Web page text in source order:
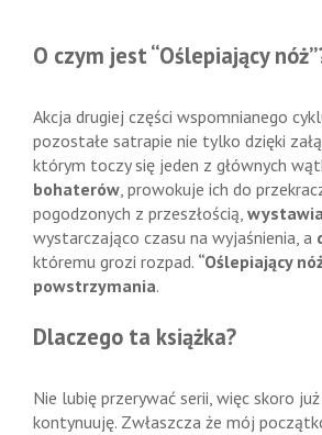
O czym jest “Oślepiający
Akcja drugiej części wspomnianego
pozostałe satrapie nie tylko dzięki
którym toczy się jeden z głównych
bohaterów, prowokuje ich do
pogodzonych z przeszłością,
wystarczająco czasu na wyjaśnienia, a
któremu grozi rozpad. “Oślepiający
powstrzymania.
Dlaczego ta książka?
Nie lubię przerywać serii, więc skoro
kontynuuję. Zwłaszcza że mój